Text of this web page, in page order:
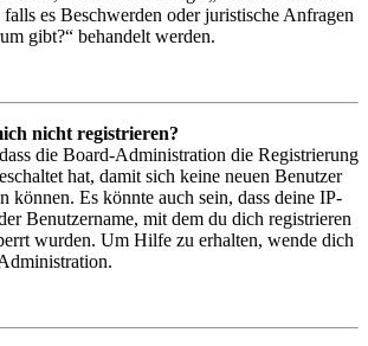
es Beschwerden oder juristische Anfragen
gibt?“ behandelt werden.
nicht registrieren?
die Board-Administration die Registrierung
hat, damit sich keine neuen Benutzer
können. Es könnte auch sein, dass deine IP-
Benutzername, mit dem du dich registrieren
wurden. Um Hilfe zu erhalten, wende dich